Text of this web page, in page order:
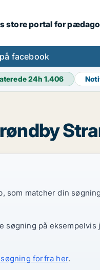
store portal for
facebook
24h1.406
som matcher din
søgning på
forfra her.